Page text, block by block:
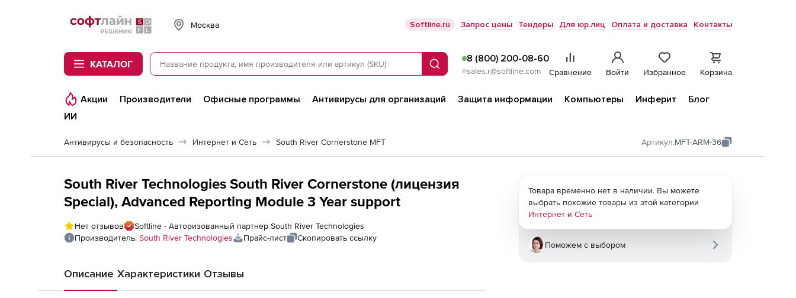
Softline
Москва Softline.ru Запрос цены Тендеры Для юр.лиц Оплата и доставка Контакты
КАТАЛОГ Поиск
8 (800) 200-08-60
sales.r@softline.com Сравнение Войти Избранное Корзина
Акции Производители Офисные программы Антивирусы для организаций Защита информации Компьютеры Инферит
Блог
ИИ
Антивирусы и безопасность Интернет и Сеть South River Cornerstone MFT Артикул:MFT-ARM-36
South River Technologies South River Cornerstone (лицензия
Special), Advanced Reporting Module 3 Year support
Нет отзывов
Softline - Авторизованный партнер South River Technologies
Производитель: South River Technologies Прайс-лист Скопировать ссылку
Описание Характеристики Отзывы
Товара временно нет в наличии. Вы можете
выбрать похожие товары из этой категории
Интернет и Сеть
Поможем с выбором